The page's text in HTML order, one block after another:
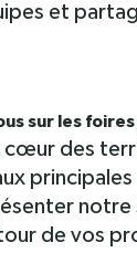
et
sur les
cœur des
de vos